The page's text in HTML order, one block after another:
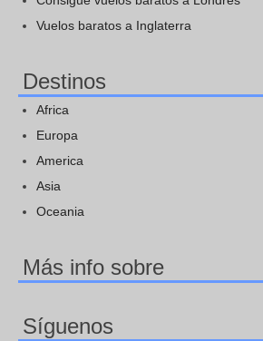
Vuelos baratos a Inglaterra
Destinos
Africa
Europa
America
Asia
Oceania
Más info sobre
Síguenos